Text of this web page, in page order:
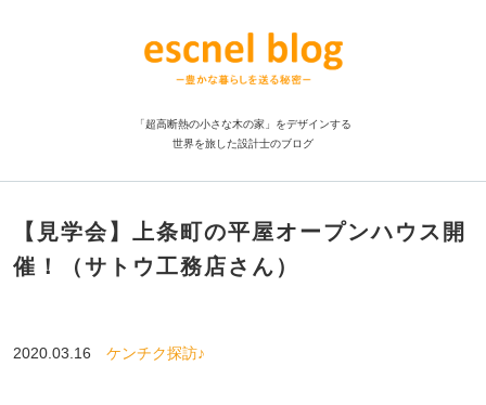
「超高断熱の小さな木の家」をデザインする
世界を旅した設計士のブログ
【見学会】上条町の平屋オープンハウス開
催！（サトウ工務店さん）
2020.03.16 ケンチク探訪♪